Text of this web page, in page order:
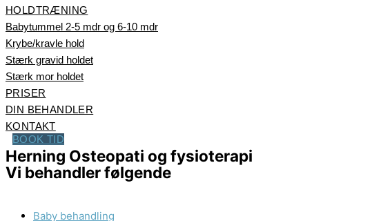
HOLDTRÆNING
Babytummel 2-5 mdr og 6-10 mdr
Krybe/kravle hold
Stærk gravid holdet
Stærk mor holdet
PRISER
DIN BEHANDLER
KONTAKT
BOOK TID
Herning Osteopati og fysioterapi
Vi behandler følgende
Baby behandling